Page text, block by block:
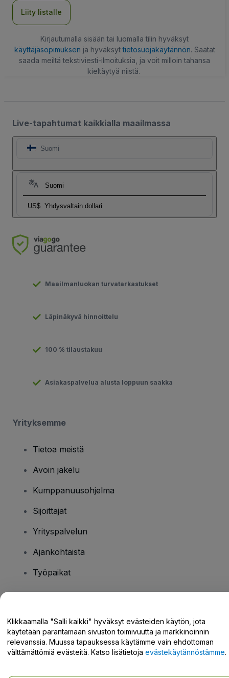
Liity listalle
Kirjautumalla sisään tai luomalla tilin hyväksyt
käyttäjäsopimuksen ja hyväksyttietosuojakäytännön. Saatat
saada meiltä tekstiviesti-ilmoituksia, ja voit milloin tahansa
kieltäytyä niistä.
Live-tapahtumat kaikkialla maailmassa
Suomi
Suomi
US$ Yhdysvaltain dollari
Maailmanluokan turvatarkastukset
Läpinäkyvä hinnoittelu
100 % tilaustakuu
Asiakaspalvelua alusta loppuun saakka
Yrityksemme
Tietoa meistä
Avoin jakelu
Kumppanuusohjelma
Sijoittajat
Yrityspalvelun
Ajankohtaista
Työpaikat
Tukikeskus / Ota meihin yhteyttä
Klikkaamalla "Salli kaikki" hyväksyt evästeiden käytön, jota
käytetään parantamaan sivuston toimivuutta ja markkinoinnin
relevanssia. Muussa tapauksessa käytämme vain ehdottoman
välttämättömiä evästeitä. Katso lisätietoja evästekäytännöstämme.